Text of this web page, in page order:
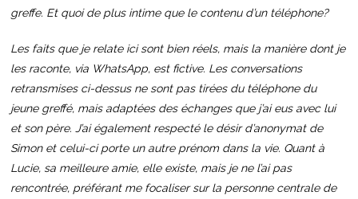
greffe. Et quoi de plus intime que le contenu d’un téléphone?
Les faits que je relate ici sont bien réels, mais la manière dont je
les raconte, via WhatsApp, est fictive. Les conversations
retransmises ci-dessus ne sont pas tirées du téléphone du
jeune greffé, mais adaptées des échanges que j’ai eus avec lui
et son père. J’ai également respecté le désir d’anonymat de
Simon et celui-ci porte un autre prénom dans la vie. Quant à
Lucie, sa meilleure amie, elle existe, mais je ne l’ai pas
rencontrée, préférant me focaliser sur la personne centrale de